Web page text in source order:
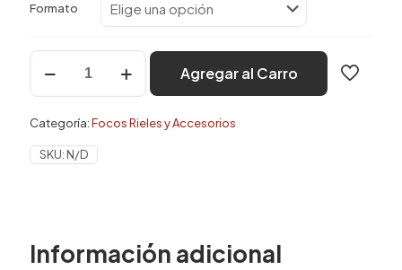
hasta
$1.950
Formato
Riel
Conector
Rieles
cantidad
Agregar al Carro
Categoría:Focos Rieles y Accesorios
SKU: N/D
Información adicional